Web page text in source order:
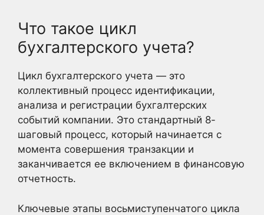
Что такое цикл
бухгалтерского учета?
Цикл бухгалтерского учета — это
коллективный процесс идентификации,
анализа и регистрации бухгалтерских
событий компании. Это стандартный 8-
шаговый процесс, который начинается с
момента совершения транзакции и
заканчивается ее включением в финансовую
отчетность.
Ключевые этапы восьмиступенчатого цикла